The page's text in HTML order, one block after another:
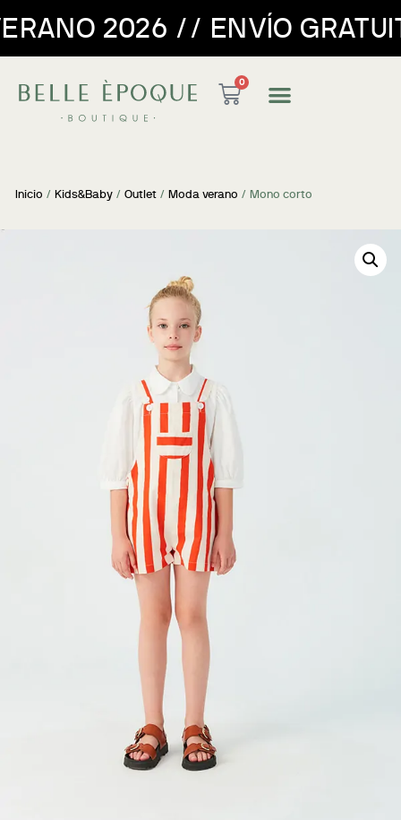
// ENVÍO GRATUITO PARA
0
Inicio / Kids&Baby / Outlet / Moda verano / Mono corto